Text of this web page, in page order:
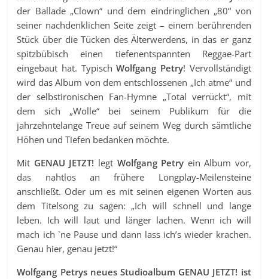
der Ballade „Clown“ und dem eindringlichen „80“ von
seiner nachdenklichen Seite zeigt – einem berührenden
Stück über die Tücken des Älterwerdens, in das er ganz
spitzbübisch einen tiefenentspannten Reggae-Part
eingebaut hat. TypischWolfgang Petry! Vervollständigt
wird das Album von dem entschlossenen „Ich atme“ und
der selbstironischen Fan-Hymne „Total verrückt“, mit
dem sich „Wolle“ bei seinem Publikum für die
jahrzehntelange Treue auf seinem Weg durch sämtliche
Höhen und Tiefen bedanken möchte.
Mit GENAU JETZT! legt Wolfgang Petry ein Album vor,
das nahtlos an frühere Longplay-Meilensteine
anschließt. Oder um es mit seinen eigenen Worten aus
dem Titelsong zu sagen: „Ich will schnell und lange
leben. Ich will laut und länger lachen. Wenn ich will
mach ich `ne Pause und dann lass ich’s wieder krachen.
Genau hier, genau jetzt!“
Wolfgang Petrys neues Studioalbum GENAU JETZT! ist